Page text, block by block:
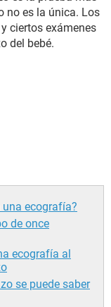
no es la única. Los
ciertos exámenes
del bebé.
una ecografía?
de once
ecografía al
se puede saber